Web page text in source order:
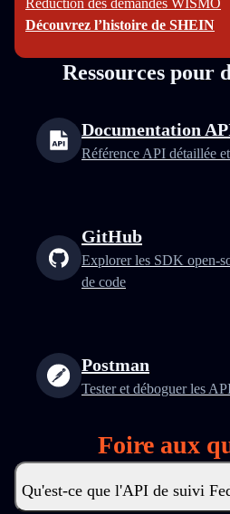
Réduction des demandes WISMO
Découvrez l’histoire de SHEIN
Ressources pour
Documentation
Référence API détaillée
GitHub
Explorer les SDK
de code
Postman
Tester et déboguer les
Foire aux
Qu'est-ce que l'API de suivi